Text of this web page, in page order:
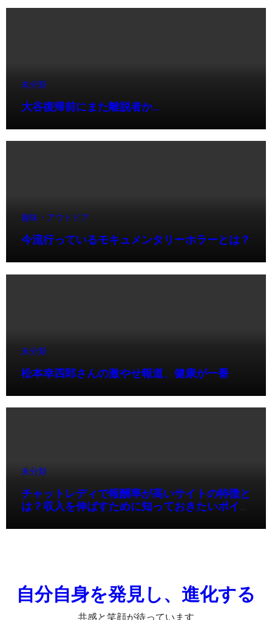
未分類
大谷復帰前にまた離脱者か…
趣味・アウトドア
今流行っているモキュメンタリーホラーとは？
未分類
松本幸四郎さんの激やせ報道、健康が一番
未分類
チャットレディで報酬率が高いサイトの特徴と
は？収入を伸ばすために知っておきたいポイン
自分自身を発見し、進化する
共感と笑顔が待っています